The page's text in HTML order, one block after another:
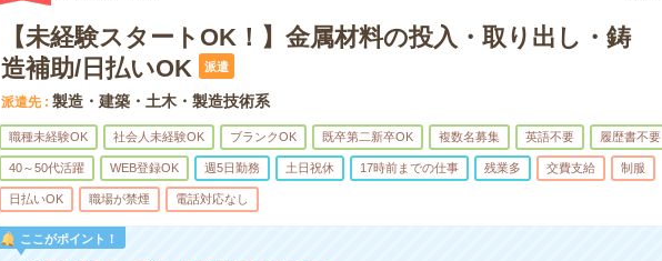
【未経験スタートOK！】金属材料の投入・取り出し・鋳
造補助/日払いOK
派遣
派遣先 製造・建築・土木・製造技術系
職種未経験OK 社会人未経験OK ブランクOK 既卒第二新卒OK 複数名募集 英語不要 履歴書不要
40～50代活躍 WEB登録OK 週5日勤務 土日祝休 17時前までの仕事 残業多 交費支給 制服
日払いOK 職場が禁煙 電話対応なし
ここがポイント！